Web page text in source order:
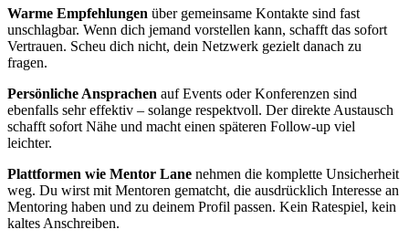
Warme Empfehlungen über gemeinsame Kontakte sind fast
unschlagbar. Wenn dich jemand vorstellen kann, schafft das sofort
Vertrauen. Scheu dich nicht, dein Netzwerk gezielt danach zu
fragen.
Persönliche Ansprachen auf Events oder Konferenzen sind
ebenfalls sehr effektiv – solange respektvoll. Der direkte Austausch
schafft sofort Nähe und macht einen späteren Follow-up viel
leichter.
Plattformen wie Mentor Lane nehmen die komplette Unsicherheit
weg. Du wirst mit Mentoren gematcht, die ausdrücklich Interesse an
Mentoring haben und zu deinem Profil passen. Kein Ratespiel, kein
kaltes Anschreiben.